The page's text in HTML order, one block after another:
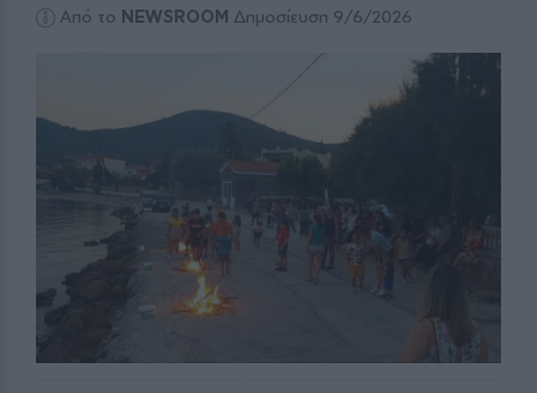
Από το NEWSROOM Δημοσίευση 9/6/2026